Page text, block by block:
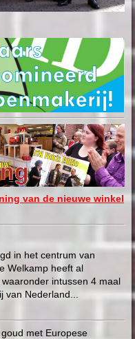
van de nieuwe winkel
in het centrum van
Welkamp heeft al
intussen 4 maal
Nederland...
met Europese